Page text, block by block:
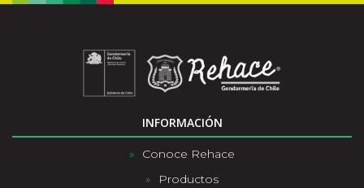
INFORMACIÓN
Conoce Rehace
Productos